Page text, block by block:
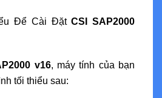
Để Cài ĐặtCSI SAP2000
v16, máy tính của bạn
tối thiểu sau: